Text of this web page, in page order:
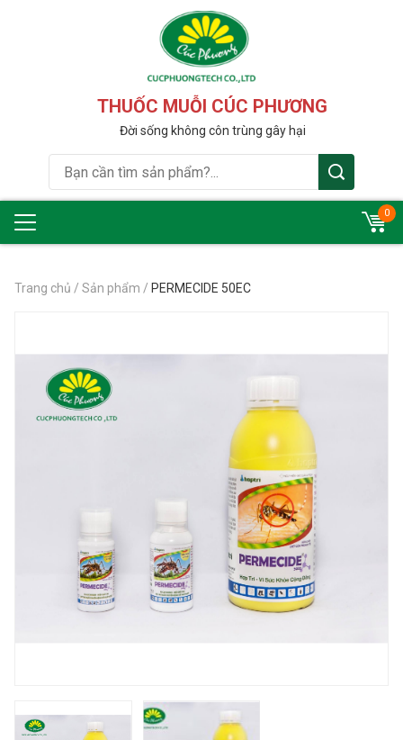
THUỐC MUỖI CÚC PHƯƠNG
Đời sống không côn trùng gây hại
0
Trang chủ / Sản phẩm / PERMECIDE 50EC